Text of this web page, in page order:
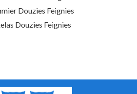
Douzies Feignies
Douzies Feignies